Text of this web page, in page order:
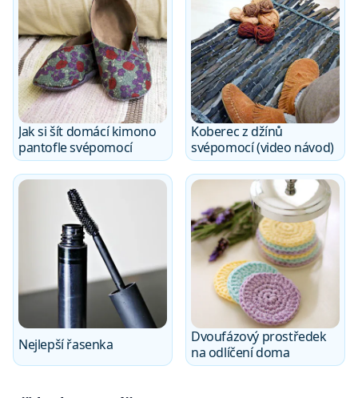
Jak si šít domácí kimono
pantofle svépomocí
Koberec z džínů
svépomocí (video návod)
Nejlepší řasenka
Dvoufázový prostředek
na odlíčení doma